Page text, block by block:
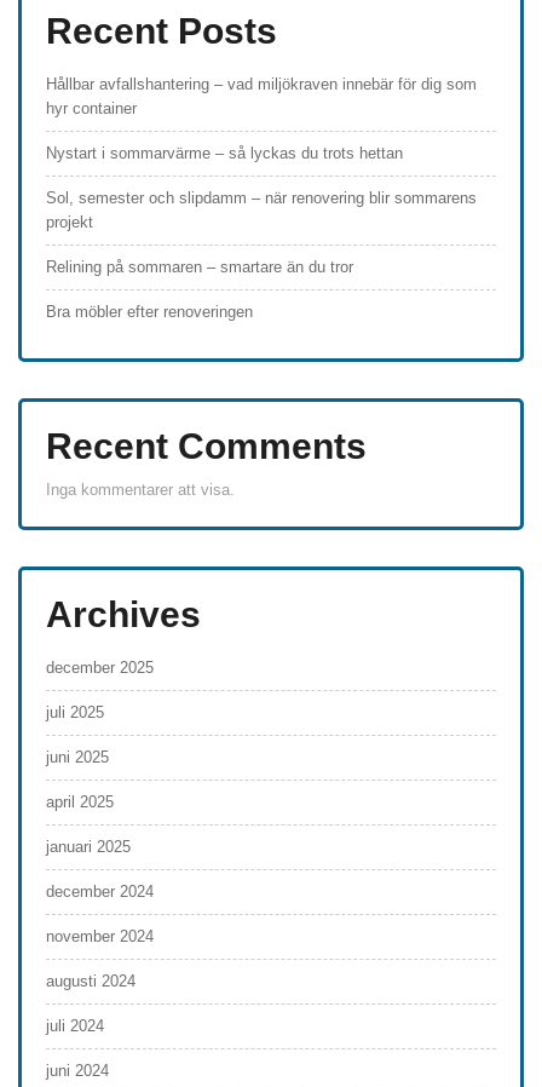
Recent Posts
Hållbar avfallshantering – vad miljökraven innebär för dig som
hyr container
Nystart i sommarvärme – så lyckas du trots hettan
Sol, semester och slipdamm – när renovering blir sommarens
projekt
Relining på sommaren – smartare än du tror
Bra möbler efter renoveringen
Recent Comments
Inga kommentarer att visa.
Archives
december 2025
juli 2025
juni 2025
april 2025
januari 2025
december 2024
november 2024
augusti 2024
juli 2024
juni 2024